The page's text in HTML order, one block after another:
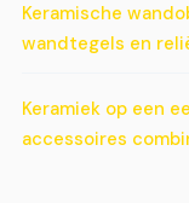
Keramische
wandtegels en
Keramiek op een
accessoires